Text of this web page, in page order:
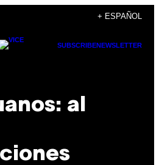
+ ESPAÑOL
SUBSCRIBENEWSLETTER
al